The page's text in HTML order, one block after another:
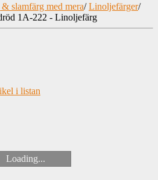
slamfärg med mera/ Linoljefärger/
1A-222 - Linoljefärg
i listan
Loading...